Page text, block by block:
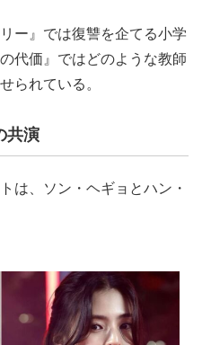
ー』では復讐を企てる小学
代価』ではどのような教師
られている。
共演
は、ソン・ヘギョとハン・